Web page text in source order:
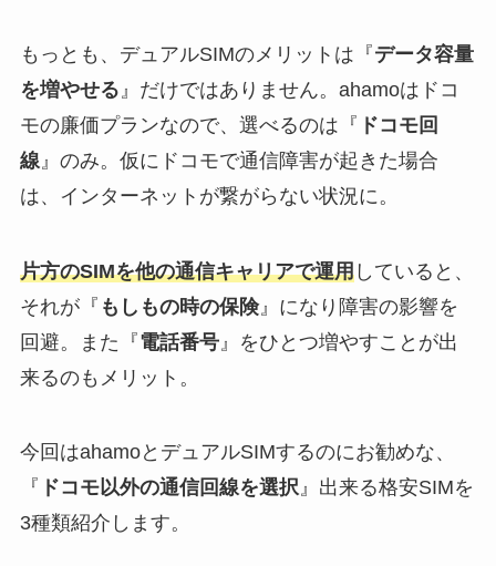
もっとも、デュアルSIMのメリットは『データ容量
を増やせる 』だけではありません。ahamoはドコ
モの廉価プランなので、選べるのは『 ドコモ回
線 』のみ。仮にドコモで通信障害が起きた場合
は、インターネットが繋がらない状況に。
片方のSIMを他の通信キャリアで運用していると、
それが『 もしもの時の保険』になり障害の影響を
回避。また『電話番号』をひとつ増やすことが出
来るのもメリット。
今回はahamoとデュアルSIMするのにお勧めな、
『 ドコモ以外の通信回線を選択』出来る格安SIMを
3種類紹介します。